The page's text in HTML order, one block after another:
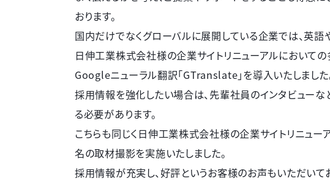
おります。
国内だけでなくグローバルに展開している企業では、英
日伸工業株式会社様の企業サイトリニューアルにおいて
Googleニューラル翻訳「GTranslate」を導入いたしました
採用情報を強化したい場合は、先輩社員のインタビュー
る必要があります。
こちらも同じく日伸工業株式会社様の企業サイトリニュー
名の取材撮影を実施いたしました。
採用情報が充実し、好評というお客様のお声もいただいて